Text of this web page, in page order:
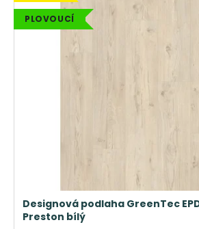
PLOVOUCÍ
Designová podlaha GreenTec
Preston bílý